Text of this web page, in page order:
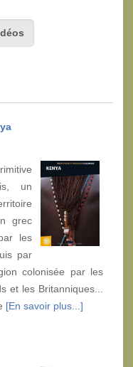
un
grec
les
par
colonisée par les
et les Britanniques...
[En savoir plus...]